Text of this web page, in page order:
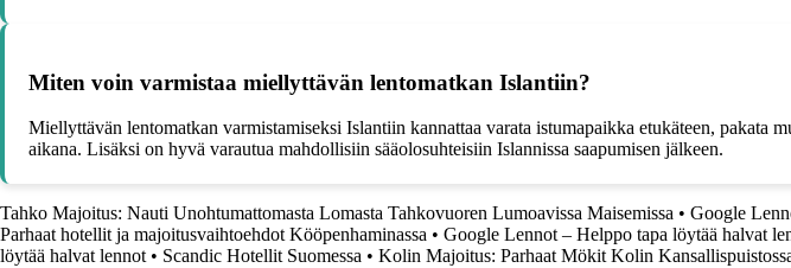
Miten voin varmistaa miellyttävän lentomatkan Islantiin?
Miellyttävän lentomatkan varmistamiseksi Islantiin kannattaa varata istumapaikka etukäteen, pakata
aikana. Lisäksi on hyvä varautua mahdollisiin sääolosuhteisiin Islannissa saapumisen jälkeen.
Tahko Majoitus: Nauti Unohtumattomasta Lomasta Tahkovuoren Lumoavissa Maisemissa • Google
Parhaat hotellit ja majoitusvaihtoehdot Kööpenhaminassa • Google Lennot – Helppo tapa löytää halvat
löytää halvat lennot • Scandic Hotellit Suomessa • Kolin Majoitus: Parhaat Mökit Kolin